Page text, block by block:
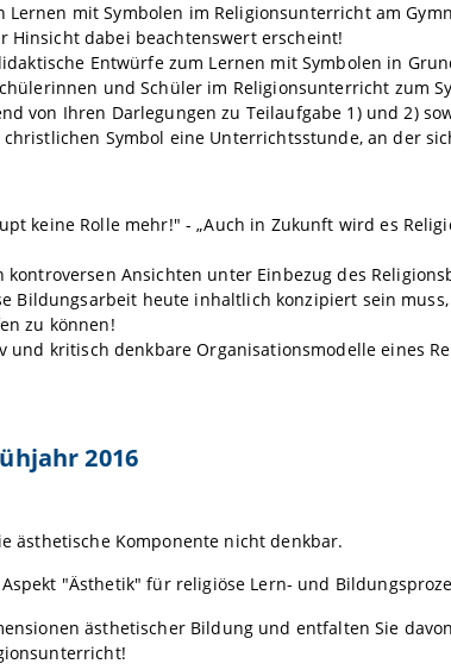
Lernen mit Symbolen im Religionsunterricht am
Hinsicht dabei beachtenswert erscheint!
Entwürfe zum Lernen mit Symbolen in
und Schüler im Religionsunterricht zum
von Ihren Darlegungen zu Teilaufgabe 1) und 2)
Symbol eine Unterrichtsstunde, an der
keine Rolle mehr!" - „Auch in Zukunft wird es
kontroversen Ansichten unter Einbezug des
Bildungsarbeit heute inhaltlich konzipiert sein
zu können!
und kritisch denkbare Organisationsmodelle eines
2016
ästhetische Komponente nicht denkbar.
"Ästhetik" für religiöse Lern- und
ästhetischer Bildung und entfalten Sie